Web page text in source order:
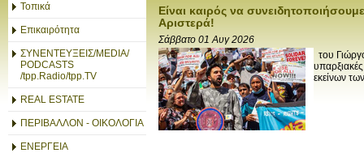
Τοπικά
Επικαιρότητα
ΣΥΝΕΝΤΕΥΞΕΙΣ/MEDIA/
PODCASTS
/tpp.Radio/tpp.TV
REAL ESTATE
ΠΕΡΙΒΑΛΛΟΝ - ΟΙΚΟΛΟΓΙΑ
ΕΝΕΡΓΕΙΑ
Είναι καιρός να
Αριστερά!
Σάββατο 01 Αυγ 2026
του
εκείνων